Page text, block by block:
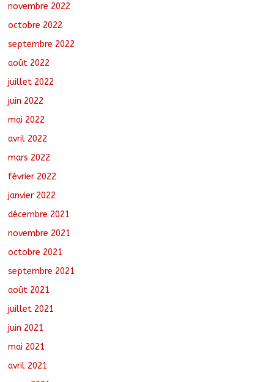
novembre 2022
octobre 2022
septembre 2022
août 2022
juillet 2022
juin 2022
mai 2022
avril 2022
mars 2022
février 2022
janvier 2022
décembre 2021
novembre 2021
octobre 2021
septembre 2021
août 2021
juillet 2021
juin 2021
mai 2021
avril 2021